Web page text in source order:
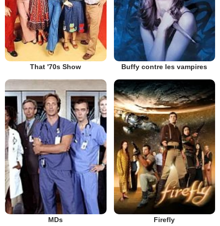
That '70s Show Buffy contre les vampires
MDs Firefly